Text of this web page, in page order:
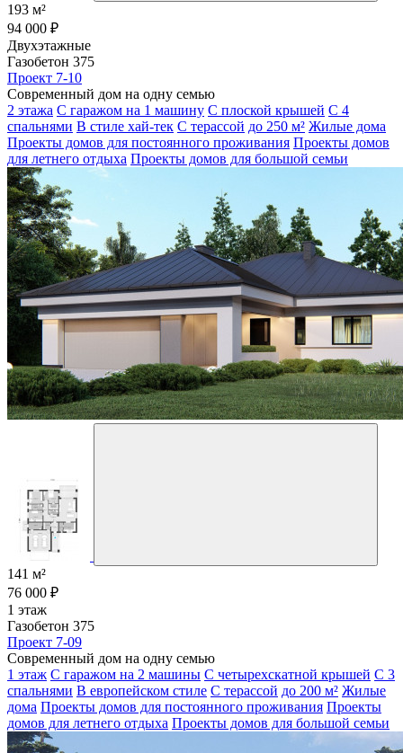
193 м²
94 000 ₽
Двухэтажные
Газобетон 375
Проект 7-10
Современный дом на одну семью
2 этажа С гаражом на 1 машину С плоской крышей С 4
спальнями В стиле хай-тек С терассой до 250 м² Жилые дома
Проекты домов для постоянного проживания Проекты домов
для летнего отдыха Проекты домов для большой семьи
141 м²
76 000 ₽
1 этаж
Газобетон 375
Проект 7-09
Современный дом на одну семью
1 этаж С гаражом на 2 машины С четырехскатной крышей С 3
спальнями В европейском стиле С терассой до 200 м² Жилые
дома Проекты домов для постоянного проживания Проекты
домов для летнего отдыха Проекты домов для большой семьи